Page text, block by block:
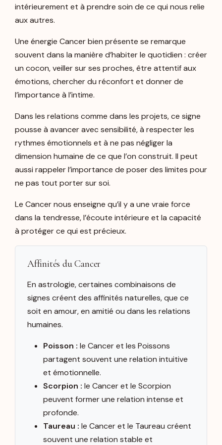
intérieurement et à prendre soin de ce qui nous relie
aux autres.
Une énergie Cancer bien présente se remarque
souvent dans la manière d’habiter le quotidien : créer
un cocon, veiller sur ses proches, être attentif aux
émotions, chercher du réconfort et donner de
l’importance à l’intime.
Dans les relations comme dans les projets, ce signe
pousse à avancer avec sensibilité, à respecter les
rythmes émotionnels et à ne pas négliger la
dimension humaine de ce que l’on construit. Il peut
aussi rappeler l’importance de poser des limites pour
ne pas tout porter sur soi.
Le Cancer nous enseigne qu’il y a une vraie force
dans la tendresse, l’écoute intérieure et la capacité
à protéger ce qui est précieux.
Affinités du Cancer
En astrologie, certaines combinaisons de
signes créent des affinités naturelles, que ce
soit en amour, en amitié ou dans les relations
humaines.
Poisson : le Cancer et les Poissons
partagent souvent une relation intuitive
et émotionnelle.
Scorpion : le Cancer et le Scorpion
peuvent former une relation intense et
profonde.
Taureau : le Cancer et le Taureau créent
souvent une relation stable et